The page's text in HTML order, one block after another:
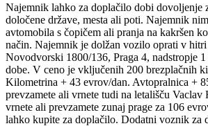
Najemnik lahko za doplačilo dobi dovoljenje
določene države, mesta ali poti. Najemnik
avtomobila s čopičem ali pranja na kakršen
način. Najemnik je dolžan vozilo oprati v
Novodvorski 1800/136, Praga 4, nadstropje
dobe. V ceno je vključenih 200 brezplačnih
Kilometrina + 43 evrov/dan. Avtopralnica +
prevzamete ali vrnete tudi na letališču
vrnete ali prevzamete zunaj prage za 106
lahko kupite za doplačilo. Dodatni voznik za